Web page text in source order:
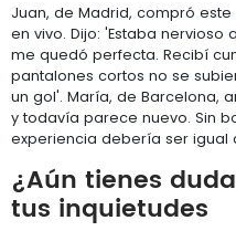
Juan, de Madrid, compró
en vivo. Dijo: 'Estaba
me quedó perfecta. Recibí
pantalones cortos no se
un gol'. María, de Barcelona,
y todavía parece nuevo. Sin
experiencia debería ser igual
¿Aún tienes
tus inquietudes